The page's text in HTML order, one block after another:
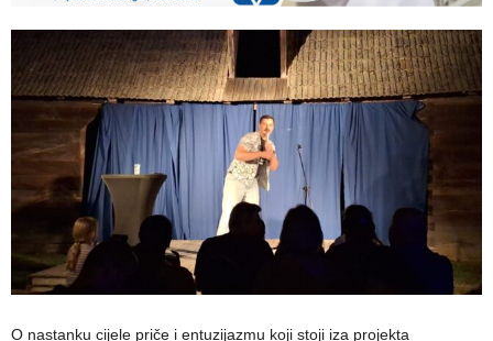
O nastanku cijele priče i entuzijazmu koji stoji iza projekta